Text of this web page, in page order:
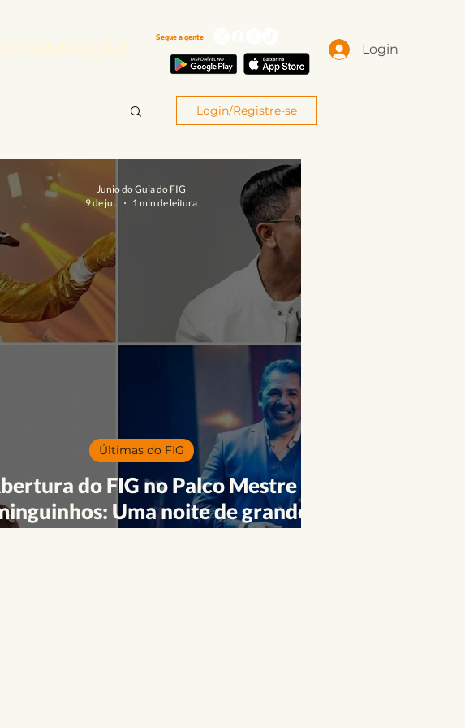
Segue a gente
Login
FIG 2024
Audiovisual
| Oficinas
Login/Registre-se
do FIG no Palco Mestre
Uma noite de grandes
encontros
Últimas do FIG
Junio do Guia do FIG
9 de jul.
1 min de leitura